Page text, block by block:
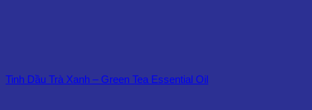
Tinh Dầu Trà Xanh – Green Tea Essential Oil